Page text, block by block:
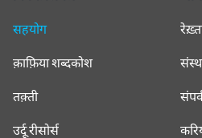
सहयोग
क़ाफ़िया शब्दकोश
तक़्ती
उर्दू रीसोर्स